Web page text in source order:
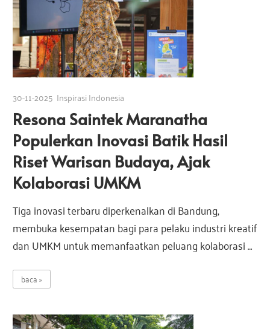
30-11-2025 Inspirasi Indonesia
Resona Saintek Maranatha
Populerkan Inovasi Batik Hasil
Riset Warisan Budaya, Ajak
Kolaborasi UMKM
Tiga inovasi terbaru diperkenalkan di Bandung,
membuka kesempatan bagi para pelaku industri kreatif
dan UMKM untuk memanfaatkan peluang kolaborasi …
baca